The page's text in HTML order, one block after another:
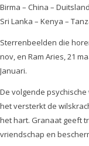
Birma – China –
Sri Lanka – Kenya –
Sterrenbeelden die
nov, en Ram Aries, 21
Januari.
De volgende
het versterkt de
het hart. Granaat geeft
vriendschap en